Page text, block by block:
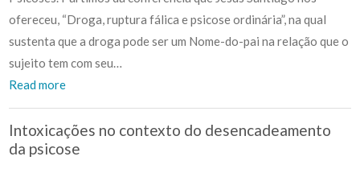
ofereceu, “Droga, ruptura fálica e psicose ordinária”, na qual
sustenta que a droga pode ser um Nome-do-pai na relação que o
sujeito tem com seu…
Read more
Intoxicações no contexto do desencadeamento
da psicose